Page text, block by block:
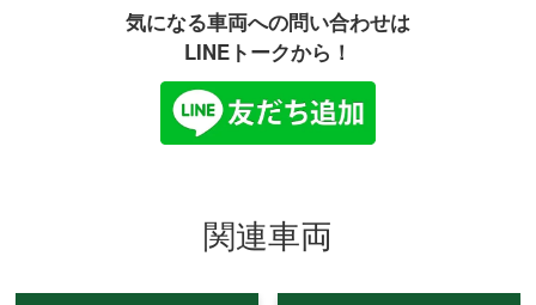
気になる車両への問い合わせは
LINEトークから！
関連車両